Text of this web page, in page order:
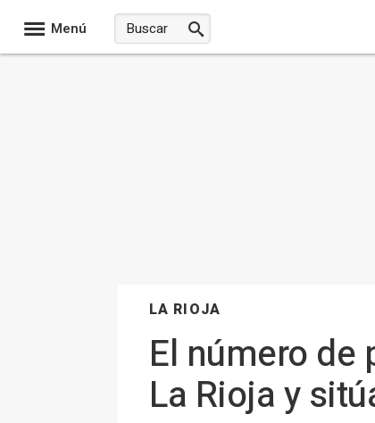
Menú
LA RIOJA
El número de
La Rioja y